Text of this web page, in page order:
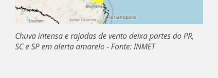
Chuva intensa e rajadas de vento deixa partes do PR,
SC e SP em alerta amarelo - Fonte: INMET